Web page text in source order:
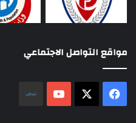
مواقع التواصل الاجتماعي
فيسبوك ‫YouTube